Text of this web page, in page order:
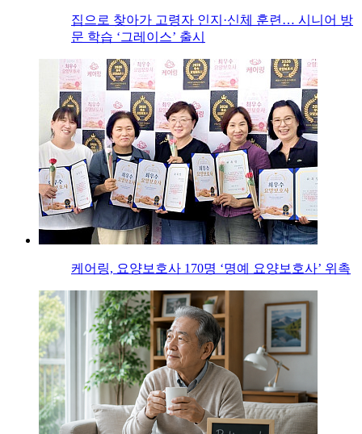
집으로 찾아가 고령자 인지·신체 훈련… 시니어 방
문 학습 ‘그레이스’ 출시
케어링, 요양보호사 170명 ‘명예 요양보호사’ 위촉